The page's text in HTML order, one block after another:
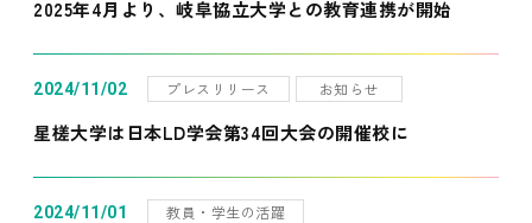
2025年4月より、岐阜協立大学との教育連携が開始
2024/11/02 プレスリリース お知らせ
星槎大学は日本LD学会第34回大会の開催校に
2024/11/01 教員・学生の活躍